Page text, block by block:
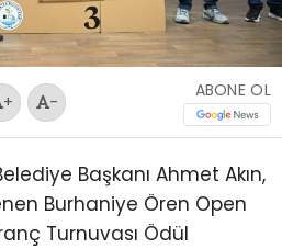
+ -
ABONE OL
Başkanı Ahmet Akın,
Burhaniye Ören Open
Turnuvası Ödül